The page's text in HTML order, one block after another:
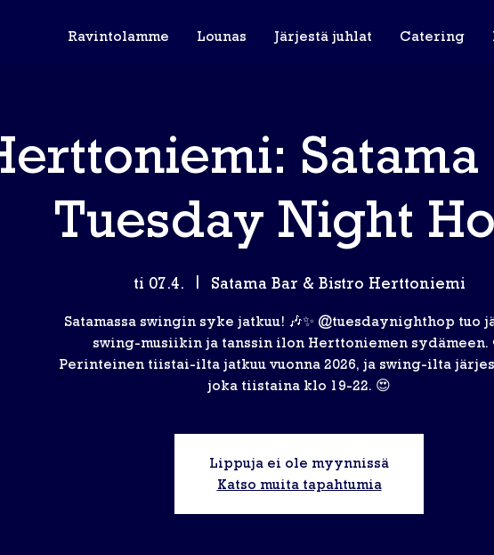
Ravintolamme Lounas Järjestä juhlat Catering
Satama
Tuesday Night
ti 07.4. Satama Bar & Bistro Herttoniemi
Satamassa swingin syke jatkuu! 🎶✨ @tuesdaynighthop tuo
swing-musiikin ja tanssin ilon Herttoniemen
Perinteinen tiistai-ilta jatkuu vuonna 2026, ja swing-ilta
joka tiistaina klo 19-22. 😍
Lippuja ei ole myynnissä
Katso muita tapahtumia